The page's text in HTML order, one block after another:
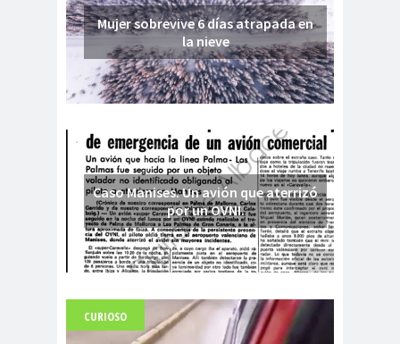
Mujer sobrevive 6 días atrapada en
la nieve
Caso Manises. Un avión que aterrizó
por un OVNI.
CURIOSO